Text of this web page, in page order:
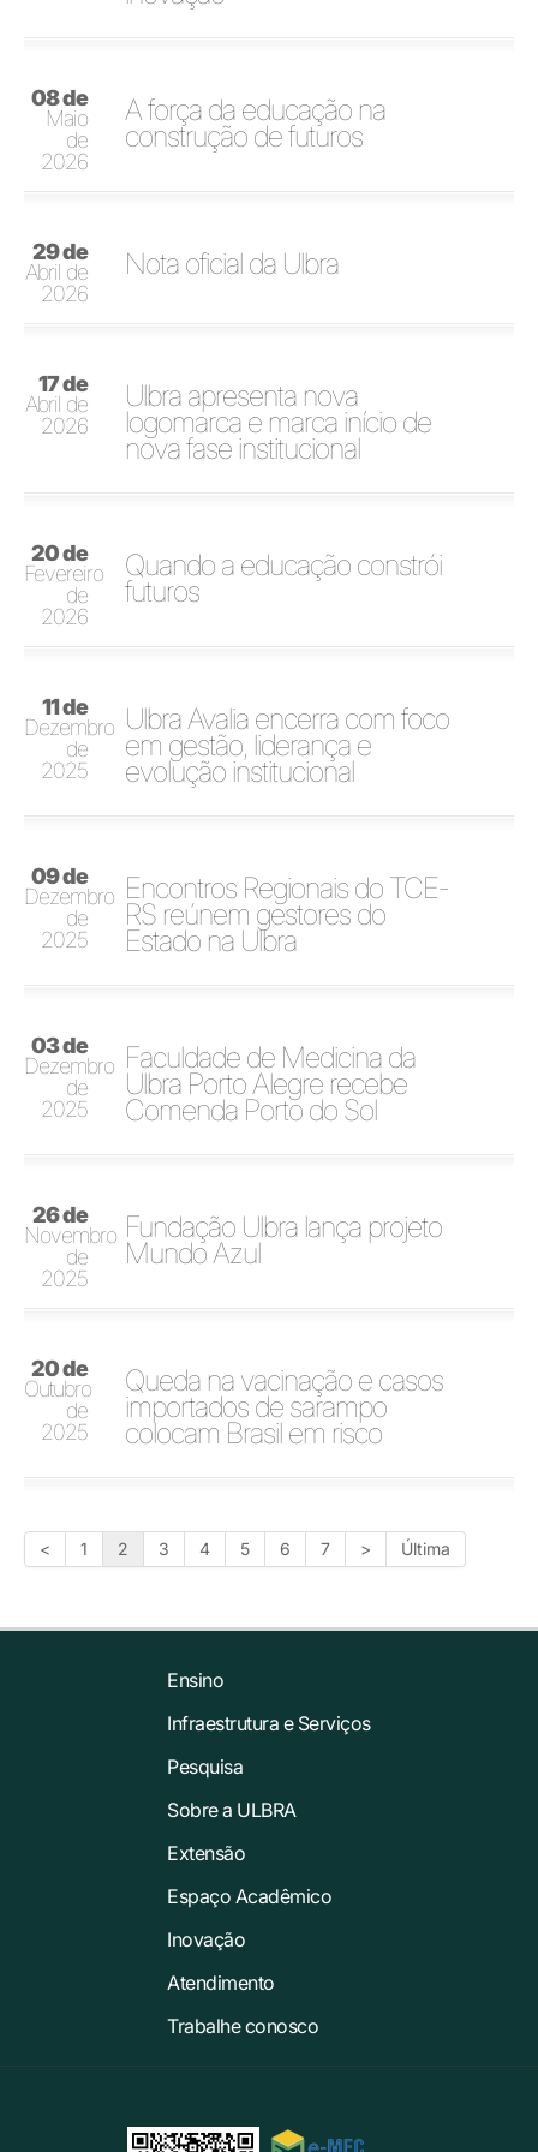
08 de
Maio
de
2026
A força da educação na
construção de futuros
29 de
Abril de
2026
Nota oficial da Ulbra
17 de
Abril de
2026
Ulbra apresenta nova
logomarca e marca início de
nova fase institucional
20 de
Fevereiro
de
2026
Quando a educação constrói
futuros
11 de
Dezembro
de
2025
Ulbra Avalia encerra com foco
em gestão, liderança e
evolução institucional
09 de
Dezembro
de
2025
Encontros Regionais do TCE-
RS reúnem gestores do
Estado na Ulbra
03 de
Dezembro
de
2025
Faculdade de Medicina da
Ulbra Porto Alegre recebe
Comenda Porto do Sol
26 de
Novembro
de
2025
Fundação Ulbra lança projeto
Mundo Azul
20 de
Outubro
de
2025
Queda na vacinação e casos
importados de sarampo
colocam Brasil em risco
< 1 2 3 4 5 6 7 > Última
Ensino
Infraestrutura e Serviços
Pesquisa
Sobre a ULBRA
Extensão
Espaço Acadêmico
Inovação
Atendimento
Trabalhe conosco